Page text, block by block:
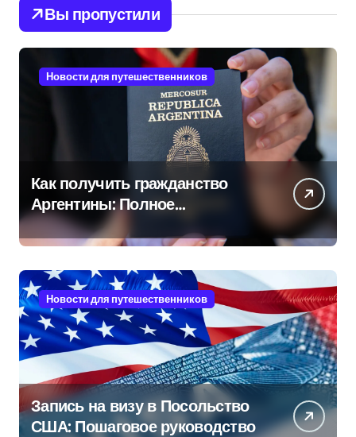
Вы пропустили
Новости для путешественников
Как получить гражданство
Аргентины: Полное
руководство
Новости для путешественников
Запись на визу в Посольство
США: Пошаговое руководство